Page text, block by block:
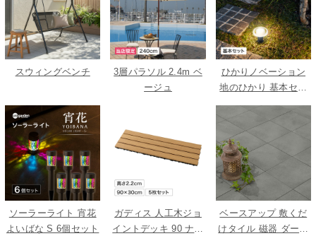
スウィングベンチ
3層パラソル 2.4m ベ
ージュ
ひかりノベーション
地のひかり 基本セッ
ソーラーライト 宵花
よいばな S 6個セット
ガディス 人工木ジョ
イントデッキ 90 ナチ
ベースアップ 敷くだ
けタイル 磁器 ダーク